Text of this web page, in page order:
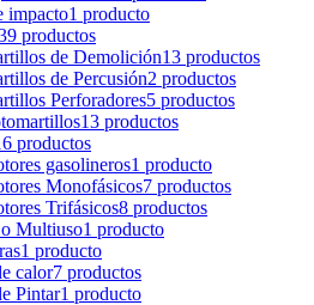
impacto1 producto
productos
de Demolición13 productos
de Percusión2 productos
Perforadores5 productos
13 productos
productos
gasolineros1 producto
Monofásicos7 productos
Trifásicos8 productos
Multiuso1 producto
1 producto
calor7 productos
Pintar1 producto